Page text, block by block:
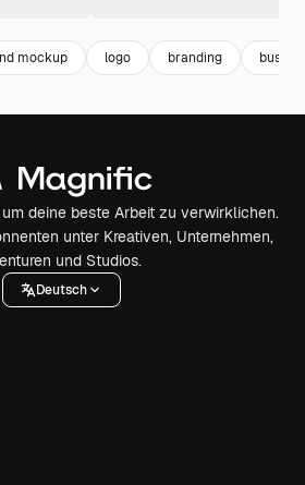
mockup logo branding
deine beste Arbeit zu verwirklichen.
unter Kreativen, Unternehmen,
und Studios.
Deutsch